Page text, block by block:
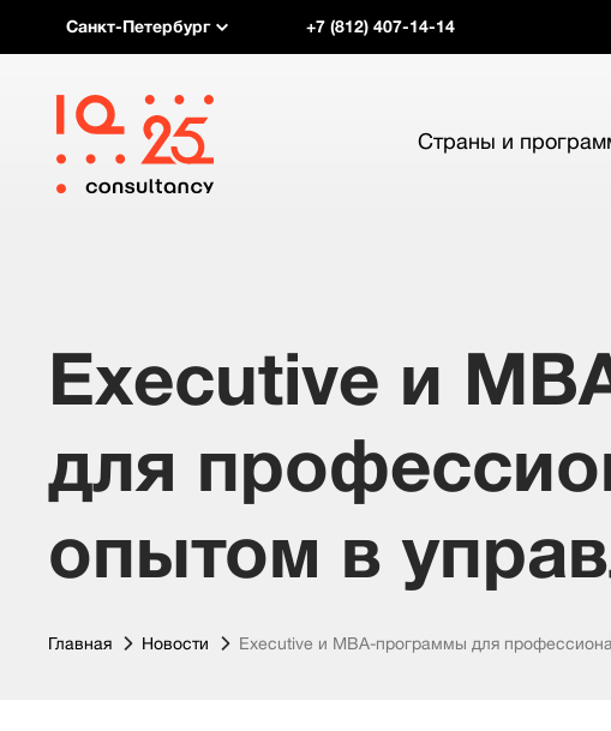
Санкт-Петербург +7 (812) 407-14-14
Страны и
Executive и
для
опытом в
Главная Новости Executive и MBA-программы для